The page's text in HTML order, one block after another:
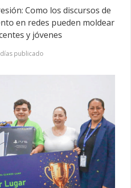
Como los discursos de
en redes pueden moldear
y jóvenes
publicado